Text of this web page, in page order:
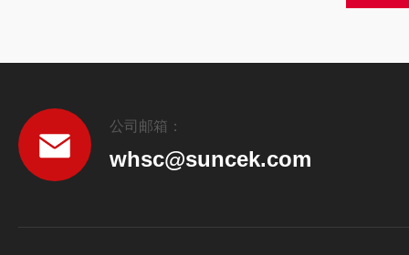
公司邮箱：
whsc@suncek.com